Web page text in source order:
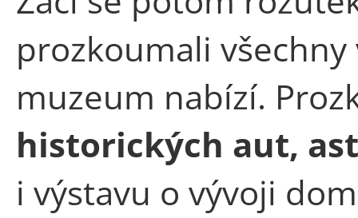
prozkoumali
muzeum nabízí.
historických aut,
i výstavu o vývoji